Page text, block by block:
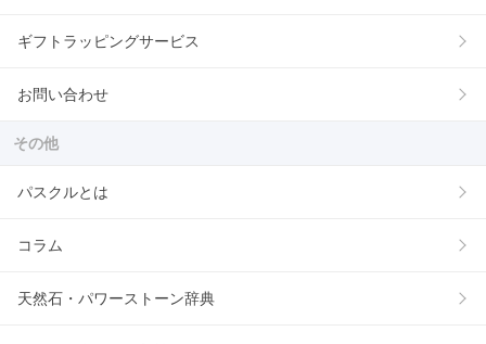
ギフトラッピングサービス
お問い合わせ
その他
パスクルとは
コラム
天然石・パワーストーン辞典